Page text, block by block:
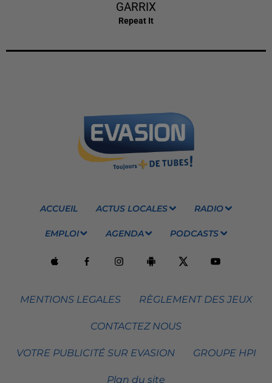
GARRIX
Repeat It
ACCUEIL ACTUS LOCALES RADIO
EMPLOI AGENDA PODCASTS
MENTIONS LEGALES RÈGLEMENT DES JEUX
CONTACTEZ NOUS
VOTRE PUBLICITÉ SUR EVASION GROUPE HPI
Plan du site